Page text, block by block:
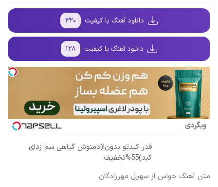
دانلود آهنگ با کیفیت ۳۲۰
دانلود آهنگ با کیفیت ۱۲۸
وبگردی
قدر کبدتو بدون!(دمنوش گیاهی سم زدای
کبد)55%تخفیف
متن آهنگ حواس از سهیل مهرزادگان